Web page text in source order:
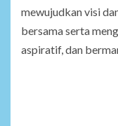
mewujudkan visi
bersama serta
aspiratif, dan